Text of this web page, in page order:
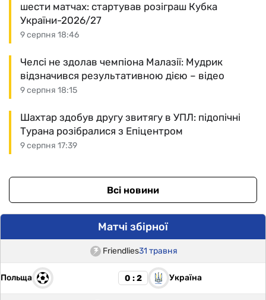
9 серпня 18:46
шести матчах: стартував розіграш Кубка
України-2026/27
9 серпня 18:15
Челсі не здолав чемпіона Малазії: Мудрик
відзначився результативною дією – відео
9 серпня 17:39
Шахтар здобув другу звитягу в УПЛ: підопічні
Турана розібралися з Епіцентром
Всі новини
Матчі збірної
Friendlies31 травня
Польща 0 : 2 Україна